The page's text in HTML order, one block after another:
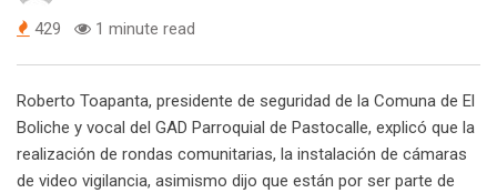
429 1 minute read
Roberto Toapanta, presidente de seguridad de la Comuna de El
Boliche y vocal del GAD Parroquial de Pastocalle, explicó que la
realización de rondas comunitarias, la instalación de cámaras
de video vigilancia, asimismo dijo que están por ser parte de